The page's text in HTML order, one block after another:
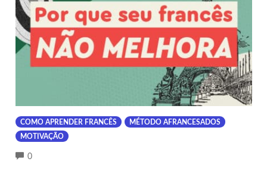
COMO APRENDER FRANCÊS
MÉTODO AFRANCESADOS
MOTIVAÇÃO
0COMMENTS